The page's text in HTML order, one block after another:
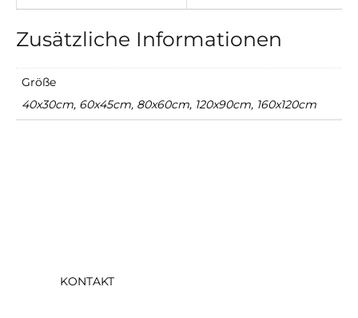
Zusätzliche Informationen
Größe
40x30cm, 60x45cm, 80x60cm, 120x90cm, 160x120cm
KONTAKT